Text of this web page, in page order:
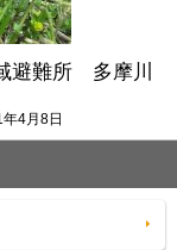
避難所 多摩川
4月8日